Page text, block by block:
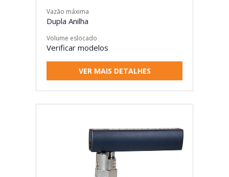
Vazão máxima
Dupla Anilha
Volume eslocado
Verificar modelos
VER MAIS DETALHES